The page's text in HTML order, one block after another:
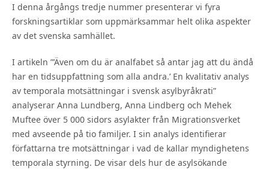
I denna årgångs tredje nummer presenterar vi fyra
forskningsartiklar som uppmärksammar helt olika aspekter
av det svenska samhället.
I artikeln ”’Även om du är analfabet så antar jag att du ändå
har en tidsuppfattning som alla andra.’ En kvalitativ analys
av temporala motsättningar i svensk asylbyråkrati”
analyserar Anna Lundberg, Anna Lindberg och Mehek
Muftee över 5 000 sidors asylakter från Migrationsverket
med avseende på tio familjer. I sin analys identifierar
författarna tre motsättningar i vad de kallar myndighetens
temporala styrning. De visar dels hur de asylsökande